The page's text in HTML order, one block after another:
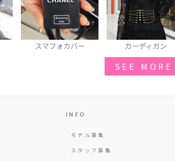
カーディガン ネックレス
SEE MORE
INFO
モデル募集
スタッフ募集